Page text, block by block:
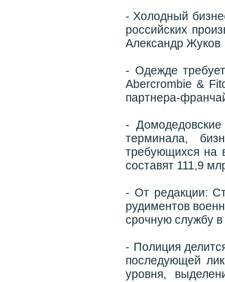
- Холодный
российских
Александр Жуков
- Одежде
Abercrombie &
партнера-
-
терминала,
требующихся на
составят 111,9
- От редакции:
рудиментов
срочную службу
- Полиция
последующей
уровня,